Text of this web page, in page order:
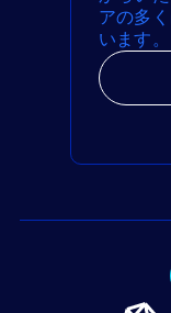
アの多
います。